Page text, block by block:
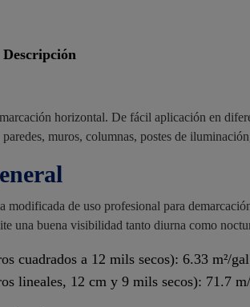
descripción
horizontal. De fácil aplicación en
muros, columnas, postes de
modificada de uso profesional para
una buena visibilidad tanto diurna como
cuadrados a 12 mils secos): 6.33 m²/gal
lineales, 12 cm y 9 mils secos): 71.7